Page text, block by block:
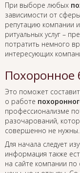
При выборе любых
зависимости от
репутацию компании
ритуальных услуг –
потратить немного
интересующих
Похоронное
Это поможет
о работе
профессионализме
разочарований,
совершенно не нужны.
Для начала следует
информация также
на сайте компании